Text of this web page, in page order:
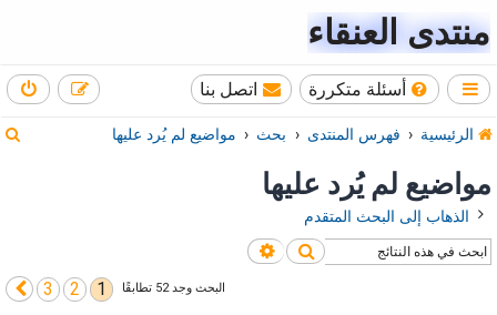
منتدى العنقاء
أسئلة متكررة اتصل بنا
الرئيسية فهرس المنتدى بحث مواضيع لم يُرد عليها
ب
مواضيع لم يُرد عليها
الذهاب إلى البحث المتقدم
بحث بحث متقدم
البحث وجد 52 تطابقًا 1
2
3التالي